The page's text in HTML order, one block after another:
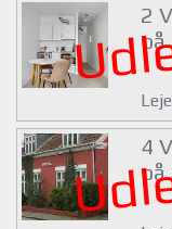
2
på
4
på